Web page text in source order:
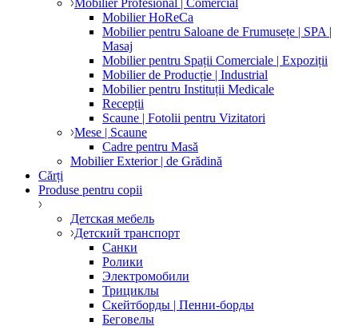
Mobilier Profesional | Comercial
Mobilier HoReCa
Mobilier pentru Saloane de Frumusețe | SPA |
Masaj
Mobilier pentru Spații Comerciale | Expoziții
Mobilier de Producție | Industrial
Mobilier pentru Instituții Medicale
Recepții
Scaune | Fotolii pentru Vizitatori
Mese | Scaune
Cadre pentru Masă
Mobilier Exterior | de Grădină
Cărți
Produse pentru copii
Детская мебель
Детский транспорт
Санки
Ролики
Электромобили
Трициклы
Скейтборды | Пенни-борды
Беговелы